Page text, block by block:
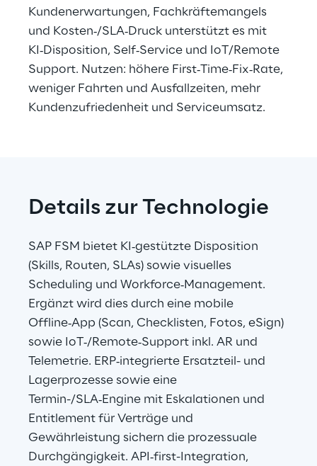
Kundenerwartungen, Fachkräftemangels
und Kosten‑/SLA‑Druck unterstützt es mit
KI‑Disposition, Self‑Service und IoT/Remote
Support. Nutzen: höhere First‑Time‑Fix‑Rate,
weniger Fahrten und Ausfallzeiten, mehr
Kundenzufriedenheit und Serviceumsatz.
Details zur Technologie
SAP FSM bietet KI‑gestützte Disposition
(Skills, Routen, SLAs) sowie visuelles
Scheduling und Workforce‑Management.
Ergänzt wird dies durch eine mobile
Offline‑App (Scan, Checklisten, Fotos, eSign)
sowie IoT‑/Remote‑Support inkl. AR und
Telemetrie. ERP‑integrierte Ersatzteil- und
Lagerprozesse sowie eine
Termin-/SLA‑Engine mit Eskalationen und
Entitlement für Verträge und
Gewährleistung sichern die prozessuale
Durchgängigkeit. API‑first-Integration,